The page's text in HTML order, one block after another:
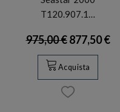
T120.907.1…
975,00 €877,50 €
Acquista